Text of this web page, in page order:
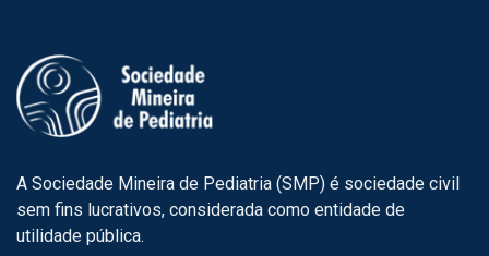
A Sociedade Mineira de Pediatria (SMP) é sociedade civil
sem fins lucrativos, considerada como entidade de
utilidade pública.